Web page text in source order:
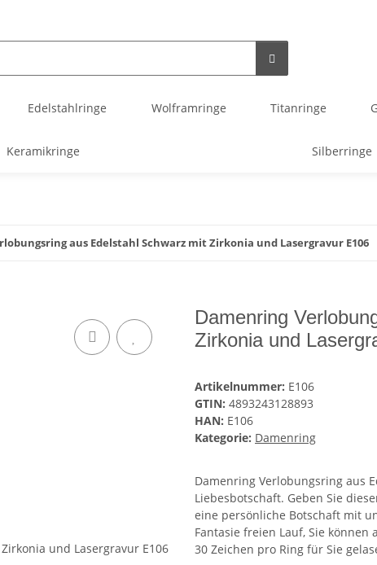
Edelstahlringe Wolframringe Titanringe
Keramikringe Silberringe
aus Edelstahl Schwarz mit Zirkonia und Lasergravur E106
Damenring
Zirkonia und
Artikelnummer: E106
GTIN: 4893243128893
HAN: E106
Kategorie: Damenring
Damenring Verlobungsring aus
Liebesbotschaft. Geben Sie
eine persönliche Botschaft mit
Fantasie freien Lauf, Sie
30 Zeichen pro Ring für Sie